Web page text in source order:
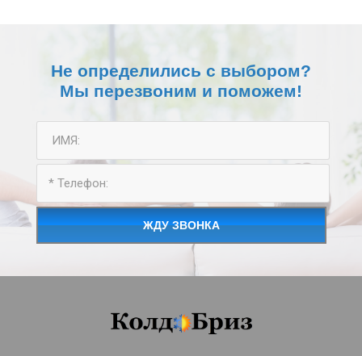
Не определились с выбором?
Мы перезвоним и поможем!
ЖДУ ЗВОНКА